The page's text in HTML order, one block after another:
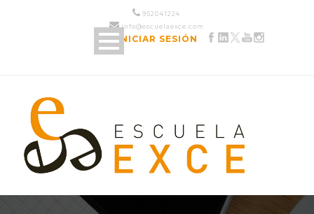
952 04 12 24
info@escuelaexce.com
INICIAR SESIÓN